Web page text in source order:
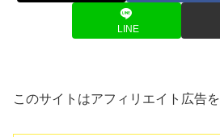
LINE
このサイトはアフィリエイト広告